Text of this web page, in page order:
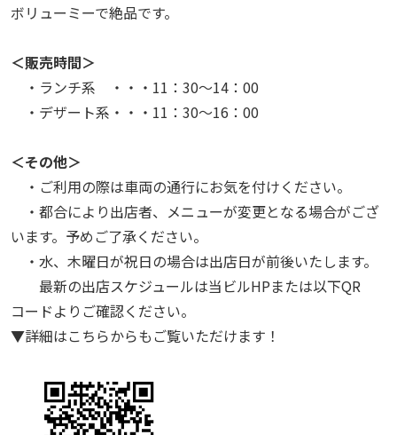
ボリューミーで絶品です。
＜販売時間＞
・ランチ系 ・・・11：30～14：00
・デザート系・・・11：30～16：00
＜その他＞
・ご利用の際は車両の通行にお気を付けください。
・都合により出店者、メニューが変更となる場合がござ
います。予めご了承ください。
・水、木曜日が祝日の場合は出店日が前後いたします。
最新の出店スケジュールは当ビルHPまたは以下QR
コードよりご確認ください。
▼詳細はこちらからもご覧いただけます！